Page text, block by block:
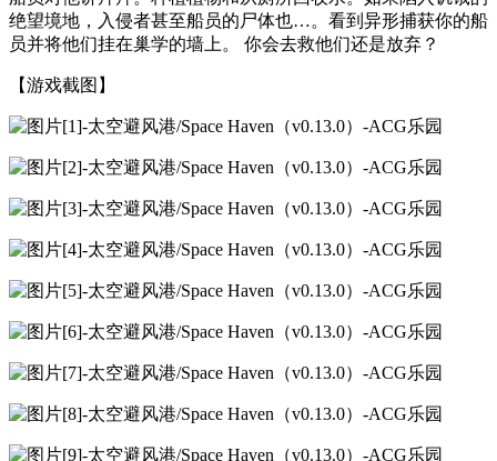
绝望境地，入侵者甚至船员的尸体也…。看到异形捕获你的船
员并将他们挂在巢学的墙上。 你会去救他们还是放弃？
【游戏截图】